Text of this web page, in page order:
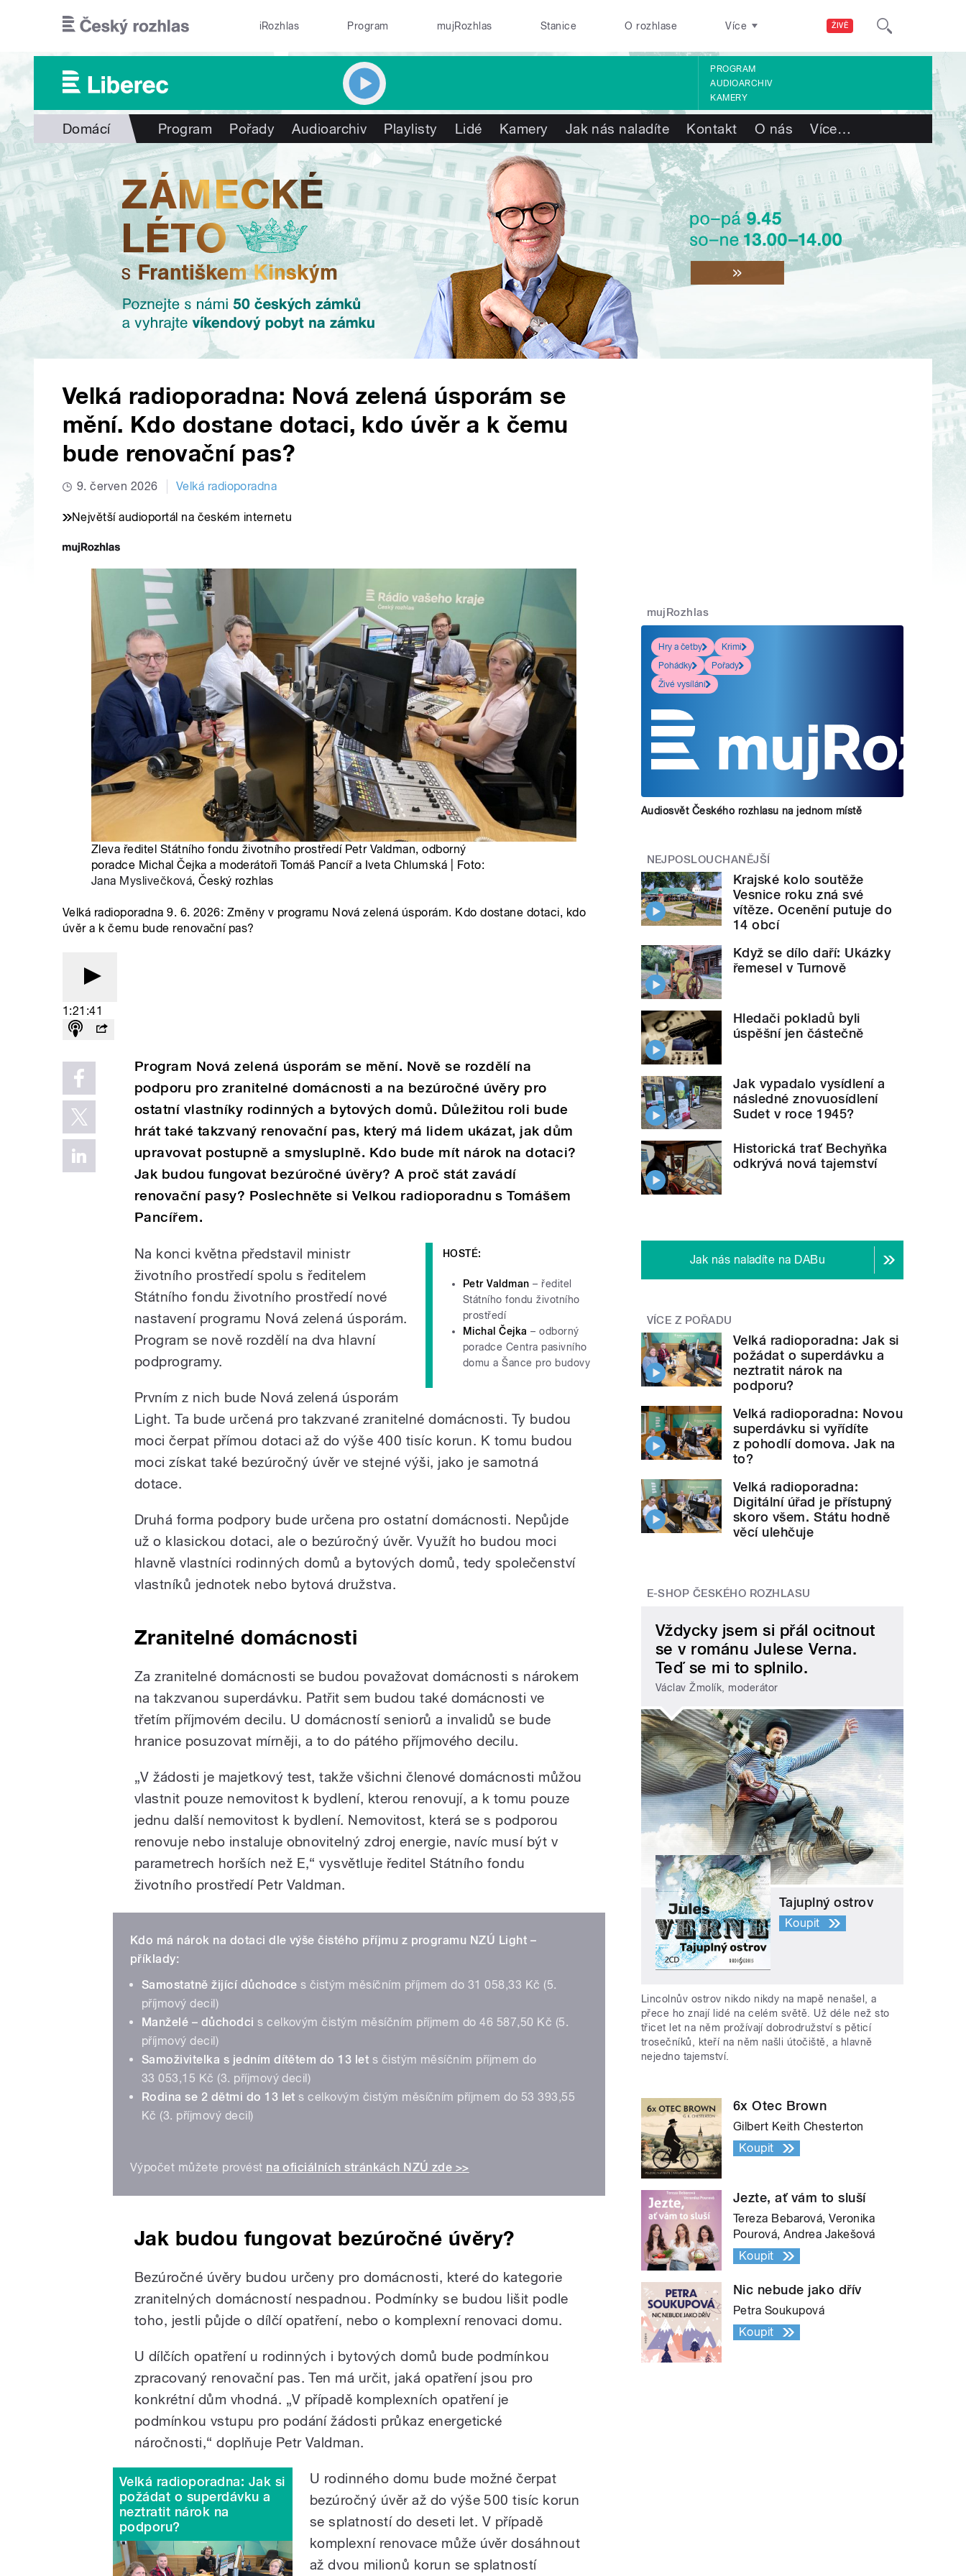
ŽIVĚ
iRozhlas Program mujRozhlas Stanice O rozhlase Více
PROGRAM
AUDIOARCHIV
KAMERY
Domácí Program Pořady Audioarchiv Playlisty Lidé Kamery Jak nás naladíte Kontakt O nás Více…
Velká radioporadna: Nová zelená úsporám se
mění. Kdo dostane dotaci, kdo úvěr a k čemu
bude renovační pas?
9. červen 2026 Velká radioporadna
Největší audioportál na českém internetu
Zleva ředitel Státního fondu životního prostředí Petr Valdman, odborný
poradce Michal Čejka a moderátoři Tomáš Pancíř a Iveta Chlumská | Foto:
Jana Myslivečková, Český rozhlas
Velká radioporadna 9. 6. 2026: Změny v programu Nová zelená úsporám. Kdo dostane dotaci, kdo
úvěr a k čemu bude renovační pas?
1:21:41
Program Nová zelená úsporám se mění. Nově se rozdělí na
podporu pro zranitelné domácnosti a na bezúročné úvěry pro
ostatní vlastníky rodinných a bytových domů. Důležitou roli bude
hrát také takzvaný renovační pas, který má lidem ukázat, jak dům
upravovat postupně a smysluplně. Kdo bude mít nárok na dotaci?
Jak budou fungovat bezúročné úvěry? A proč stát zavádí
renovační pasy? Poslechněte si Velkou radioporadnu s Tomášem
Pancířem.
HOSTÉ:
Petr Valdman – ředitel
Státního fondu životního
prostředí
Michal Čejka – odborný
poradce Centra pasivního
domu a Šance pro budovy
Na konci května představil ministr
životního prostředí spolu s ředitelem
Státního fondu životního prostředí nové
nastavení programu Nová zelená úsporám.
Program se nově rozdělí na dva hlavní
podprogramy.
Prvním z nich bude Nová zelená úsporám
Light. Ta bude určená pro takzvané zranitelné domácnosti. Ty budou
moci čerpat přímou dotaci až do výše 400 tisíc korun. K tomu budou
moci získat také bezúročný úvěr ve stejné výši, jako je samotná
dotace.
Druhá forma podpory bude určena pro ostatní domácnosti. Nepůjde
už o klasickou dotaci, ale o bezúročný úvěr. Využít ho budou moci
hlavně vlastníci rodinných domů a bytových domů, tedy společenství
vlastníků jednotek nebo bytová družstva.
Zranitelné domácnosti
Za zranitelné domácnosti se budou považovat domácnosti s nárokem
na takzvanou superdávku. Patřit sem budou také domácnosti ve
třetím příjmovém decilu. U domácností seniorů a invalidů se bude
hranice posuzovat mírněji, a to do pátého příjmového decilu.
„V žádosti je majetkový test, takže všichni členové domácnosti můžou
vlastnit pouze nemovitost k bydlení, kterou renovují, a k tomu pouze
jednu další nemovitost k bydlení. Nemovitost, která se s podporou
renovuje nebo instaluje obnovitelný zdroj energie, navíc musí být v
parametrech horších než E,“ vysvětluje ředitel Státního fondu
životního prostředí Petr Valdman.
Kdo má nárok na dotaci dle výše čistého příjmu z programu NZÚ Light –
příklady:
Samostatně žijící důchodce s čistým měsíčním příjmem do 31 058,33 Kč (5.
příjmový decil)
Manželé – důchodci s celkovým čistým měsíčním příjmem do 46 587,50 Kč (5.
příjmový decil)
Samoživitelka s jedním dítětem do 13 let s čistým měsíčním příjmem do
33 053,15 Kč (3. příjmový decil)
Rodina se 2 dětmi do 13 let s celkovým čistým měsíčním příjmem do 53 393,55
Kč (3. příjmový decil)
Výpočet můžete provést na oficiálních stránkách NZÚ zde >>
Jak budou fungovat bezúročné úvěry?
Bezúročné úvěry budou určeny pro domácnosti, které do kategorie
zranitelných domácností nespadnou. Podmínky se budou lišit podle
toho, jestli půjde o dílčí opatření, nebo o komplexní renovaci domu.
U dílčích opatření u rodinných i bytových domů bude podmínkou
zpracovaný renovační pas. Ten má určit, jaká opatření jsou pro
konkrétní dům vhodná. „V případě komplexních opatření je
podmínkou vstupu pro podání žádosti průkaz energetické
náročnosti,“ doplňuje Petr Valdman.
Velká radioporadna: Jak si
požádat o superdávku a
neztratit nárok na
podporu?
U rodinného domu bude možné čerpat
bezúročný úvěr až do výše 500 tisíc korun
se splatností do deseti let. V případě
komplexní renovace může úvěr dosáhnout
až dvou milionů korun se splatností
mujRozhlas
Hry a četby
Krimi
Pohádky
Pořady
Živé vysílání
Audiosvět Českého rozhlasu na jednom místě
NEJPOSLOUCHANĚJŠÍ
Krajské kolo soutěže
Vesnice roku zná své
vítěze. Ocenění putuje do
14 obcí
Když se dílo daří: Ukázky
řemesel v Turnově
Hledači pokladů byli
úspěšní jen částečně
Jak vypadalo vysídlení a
následné znovuosídlení
Sudet v roce 1945?
Historická trať Bechyňka
odkrývá nová tajemství
Jak nás naladíte na DABu
VÍCE Z POŘADU
Velká radioporadna: Jak si
požádat o superdávku a
neztratit nárok na
podporu?
Velká radioporadna: Novou
superdávku si vyřídíte
z pohodlí domova. Jak na
to?
Velká radioporadna:
Digitální úřad je přístupný
skoro všem. Státu hodně
věcí ulehčuje
E-SHOP ČESKÉHO ROZHLASU
Vždycky jsem si přál ocitnout
se v románu Julese Verna.
Teď se mi to splnilo.
Václav Žmolík, moderátor
Tajuplný ostrov
Koupit
Lincolnův ostrov nikdo nikdy na mapě nenašel, a
přece ho znají lidé na celém světě. Už déle než sto
třicet let na něm prožívají dobrodružství s pěticí
trosečníků, kteří na něm našli útočiště, a hlavně
nejedno tajemství.
6x Otec Brown
Gilbert Keith Chesterton
Koupit
Jezte, ať vám to sluší
Tereza Bebarová, Veronika
Pourová, Andrea Jakešová
Koupit
Nic nebude jako dřív
Petra Soukupová
Koupit